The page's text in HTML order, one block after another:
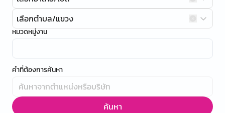
เลือกตำบล/แขวง
หมวดหมู่งาน
คำที่ต้องการค้นหา
ค้นหา